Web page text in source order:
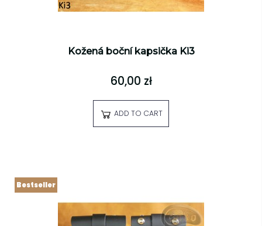
Kožená boční kapsička Ki3
60,00 zł
ADD TO CART
Bestseller